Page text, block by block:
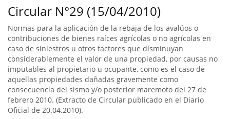
Circular N°29 (15/04/2010)
Normas para la aplicación de la rebaja de los avalúos o
contribuciones de bienes raíces agrícolas o no agrícolas en
caso de siniestros u otros factores que disminuyan
considerablemente el valor de una propiedad, por causas no
imputables al propietario u ocupante, como es el caso de
aquellas propiedades dañadas gravemente como
consecuencia del sismo y/o posterior maremoto del 27 de
febrero 2010. (Extracto de Circular publicado en el Diario
Oficial de 20.04.2010).